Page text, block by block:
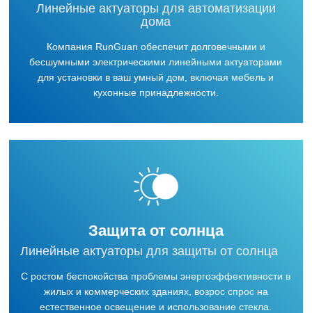
Линейные актуаторы для автоматизации
дома
Компания RunGuan обеспечит долговечными и
бесшумными электрическими линейными актуаторами
для установки в ваш умный дом, включая мебель и
кухонные принадлежности.
Защита от солнца
Линейные актуаторы для защиты от солнца
С ростом беспокойства проблемы энергоэффективности в
жилых и коммерческих зданиях, возрос спрос на
естественное освещение и использование стекла.